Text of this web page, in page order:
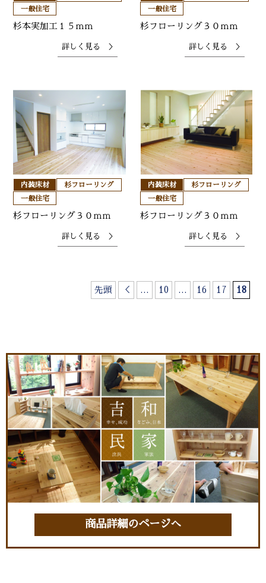
一般住宅
杉本実加工１５ｍｍ
詳しく見る ＞
一般住宅
杉フローリング３０ｍｍ
詳しく見る ＞
内装床材
杉フローリング
一般住宅
杉フローリング３０ｍｍ
詳しく見る ＞
内装床材
杉フローリング
一般住宅
杉フローリング３０ｍｍ
詳しく見る ＞
先頭 ＜ ... 10 ... 16 17 18
商品詳細のページへ